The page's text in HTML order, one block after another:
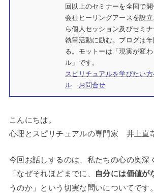
回以上のセミナーを全国で
会社ヒーリングアースを設
ら個人セッション及びセミ
執筆活動に励む。ブログは
る。モットーは「現実が変
ル」です。
スピリチュアルを学びたい
ル
お問合せ
こんにちは。
心理とスピリチュアルの専門家 井上直
今回お話しするのは、私たちの心の奥深
「なぜそれほどまでに、 自分には価値が
うのか」という切実な問いについてです。